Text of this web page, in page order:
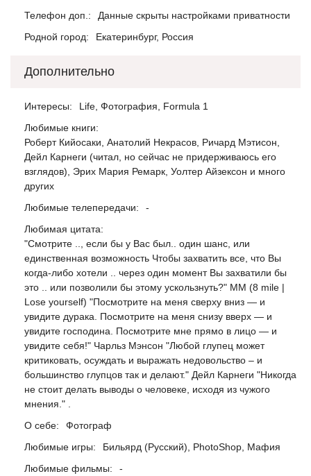
Телефон доп.:
Данные скрыты настройками приватности
Родной город:
Екатеринбург, Россия
Дополнительно
Интересы:
Life, Фотография, Formula 1
Любимые книги:
Роберт Кийосаки, Анатолий Некрасов, Ричард Мэтисон,
Дейл Карнеги (читал, но сейчас не придерживаюсь его
взглядов), Эрих Мария Ремарк, Уолтер Айзексон и много
других
Любимые телепередачи:
-
Любимая цитата:
"Смотрите .., если бы у Вас был.. один шанс, или
единственная возможность Чтобы захватить все, что Вы
когда-либо хотели .. через один момент Вы захватили бы
это .. или позволили бы этому ускользнуть?" MM (8 mile |
Lose yourself) "Посмотрите на меня сверху вниз — и
увидите дурака. Посмотрите на меня снизу вверх — и
увидите господина. Посмотрите мне прямо в лицо — и
увидите себя!" Чарльз Мэнсон "Любой глупец может
критиковать, осуждать и выражать недовольство – и
большинство глупцов так и делают." Дейл Карнеги "Никогда
не стоит делать выводы о человеке, исходя из чужого
мнения." .
О себе:
Фотограф
Любимые игры:
Бильярд (Русский), PhotoShop, Мафия
Любимые фильмы:
-